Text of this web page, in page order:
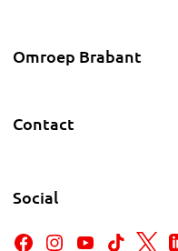
Omroep Brabant
Contact
Social